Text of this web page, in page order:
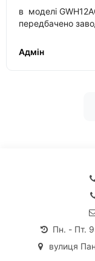
в моделі
передбачено
Адмін
Пн. - Пт.
вулиця